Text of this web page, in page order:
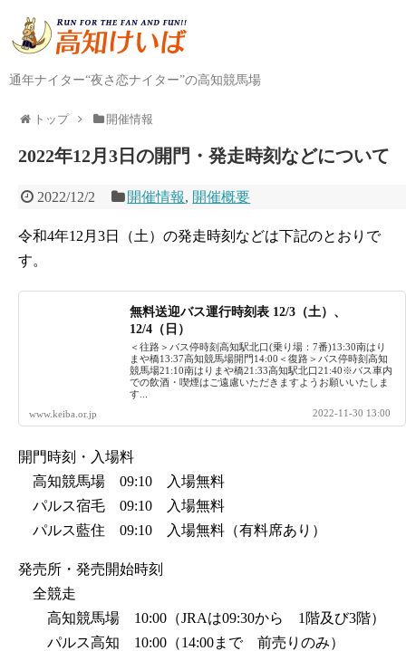
通年ナイター“夜さ恋ナイター”の高知競馬場
トップ 開催情報
2022年12月3日の開門・発走時刻などについて
2022/12/2 開催情報, 開催概要
令和4年12月3日（土）の発走時刻などは下記のとおりで
す。
無料送迎バス運行時刻表 12/3（土）、
12/4（日）
＜往路＞バス停時刻高知駅北口(乗り場：7番)13:30南はり
まや橋13:37高知競馬場開門14:00＜復路＞バス停時刻高知
競馬場21:10南はりまや橋21:33高知駅北口21:40※バス車内
での飲酒・喫煙はご遠慮いただきますようお願いいたしま
す...
www.keiba.or.jp
2022-11-30 13:00
開門時刻・入場料
高知競馬場 09:10 入場無料
パルス宿毛 09:10 入場無料
パルス藍住 09:10 入場無料（有料席あり）
発売所・発売開始時刻
全競走
高知競馬場 10:00（JRAは09:30から 1階及び3階）
パルス高知 10:00（14:00まで 前売りのみ）